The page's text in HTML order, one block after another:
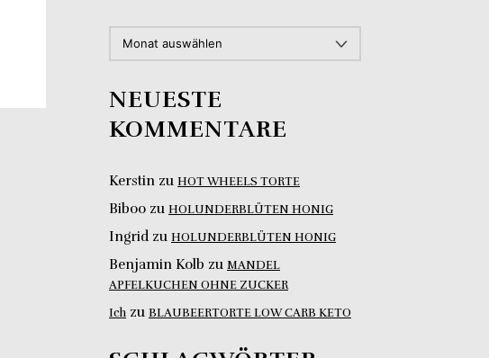
NEUESTE
KOMMENTARE
Kerstin zu HOT WHEELS TORTE
Biboo zu HOLUNDERBLÜTEN HONIG
Ingrid zu HOLUNDERBLÜTEN HONIG
Benjamin Kolb zu MANDEL
APFELKUCHEN OHNE ZUCKER
Ich zu BLAUBEERTORTE LOW CARB KETO